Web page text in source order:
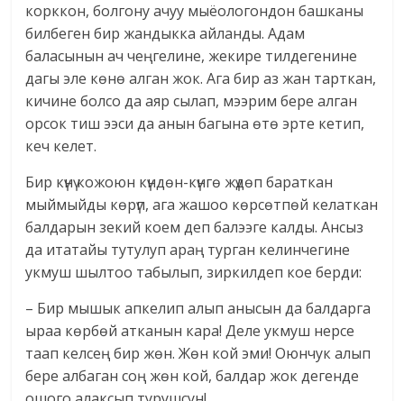
корккон, болгону ачуу мыёологондон башканы
билбеген бир жандыкка айланды. Адам
баласынын ач чеңгелине, жекире тилдегенине
дагы эле көнө алган жок. Ага бир аз жан тарткан,
кичине болсо да аяр сылап, мээрим бере алган
орсок тиш ээси да анын багына өтө эрте кетип,
кеч келет.
Бир күнү кожоюн күндөн-күнгө жүдөп бараткан
мыймыйды көрүп, ага жашоо көрсөтпөй келаткан
балдарын зекий коем деп балээге калды. Ансыз
да итатайы тутулуп араң турган келинчегине
укмуш шылтоо табылып, зиркилдеп кое берди:
– Бир мышык апкелип алып анысын да балдарга
ыраа көрбөй атканын кара! Деле укмуш нерсе
таап келсең бир жөн. Жөн кой эми! Оюнчук алып
бере албаган соң жөн кой, балдар жок дегенде